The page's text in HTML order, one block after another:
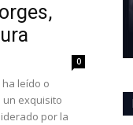
0
leído o
un exquisito
por la